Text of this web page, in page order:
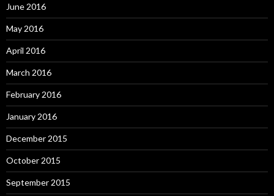
June 2016
May 2016
April 2016
March 2016
February 2016
January 2016
December 2015
October 2015
September 2015